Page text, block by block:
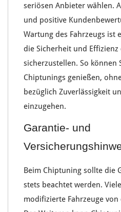
seriösen Anbieter wählen.
und positive
Wartung des Fahrzeugs ist
die Sicherheit und Effizienz
sicherzustellen. So können
Chiptunings genießen,
bezüglich Zuverlässigkeit
einzugehen.
Garantie- und
Beim Chiptuning sollte die
stets beachtet werden. Viele
modifizierte Fahrzeuge